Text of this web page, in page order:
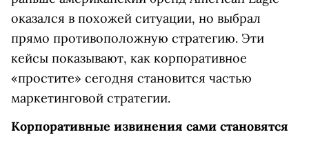
оказался в похожей ситуации, но выбрал
прямо противоположную стратегию. Эти
кейсы показывают, как корпоративное
«простите» сегодня становится частью
маркетинговой стратегии.
Корпоративные извинения сами становятся